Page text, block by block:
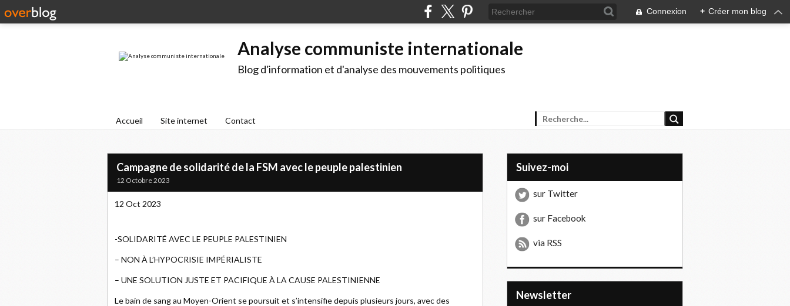
Connexion + Créer mon blog
Analyse communiste internationale
Blog d'information et d'analyse des mouvements politiques
Accueil Site internet Contact
Campagne de solidarité de la FSM avec le peuple palestinien
12 Octobre 2023
12 Oct 2023
-SOLIDARITÉ AVEC LE PEUPLE PALESTINIEN
– NON À L’HYPOCRISIE IMPÉRIALISTE
– UNE SOLUTION JUSTE ET PACIFIQUE À LA CAUSE PALESTINIENNE
Le bain de sang au Moyen-Orient se poursuit et s’intensifie depuis plusieurs jours, avec des
Suivez-moi
sur Twitter
sur Facebook
via RSS
Newsletter